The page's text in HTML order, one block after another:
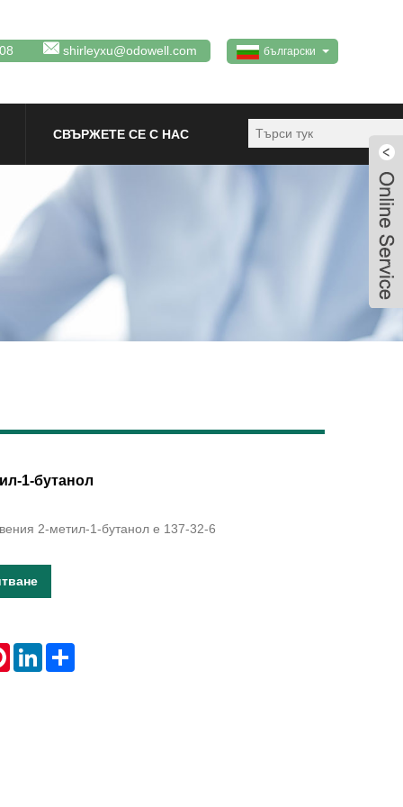
български
shirleyxu@odowell.com
СВЪРЖЕТЕ СЕ С НАС
1-бутанол
2-метил-1-бутанол е 137-32-6
PinterestLinkedInShare